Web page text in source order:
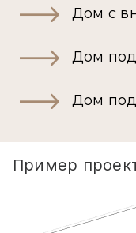
Дом с
Дом
Дом
Пример